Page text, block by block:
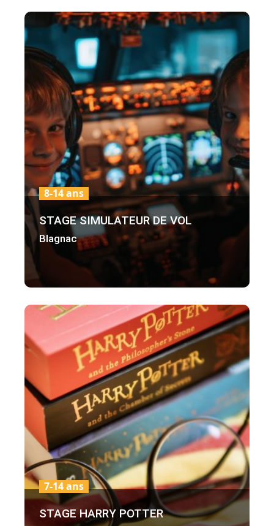
STAGE SIMULATEUR DE VOL
Blagnac
8-14 ans
STAGE HARRY POTTER
7-14 ans